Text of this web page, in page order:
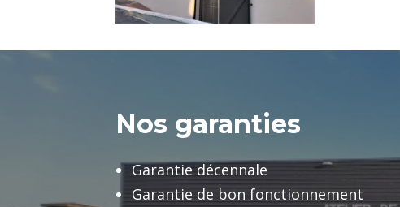
Nos garanties
Garantie décennale
Garantie de bon fonctionnement